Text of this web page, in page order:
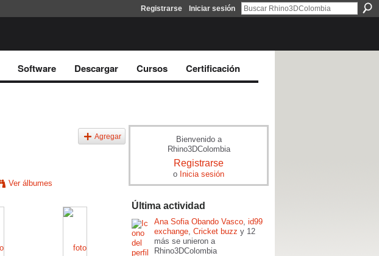
Registrarse Iniciar sesión
Software Descargar Cursos Certificación
Agregar
Ver álbumes
Bienvenido a
Rhino3DColombia
Registrarse
o Inicia sesión
Última actividad
Ana Sofia Obando Vasco, id99
exchange, Cricket buzz y 12
más se unieron a
Rhino3DColombia